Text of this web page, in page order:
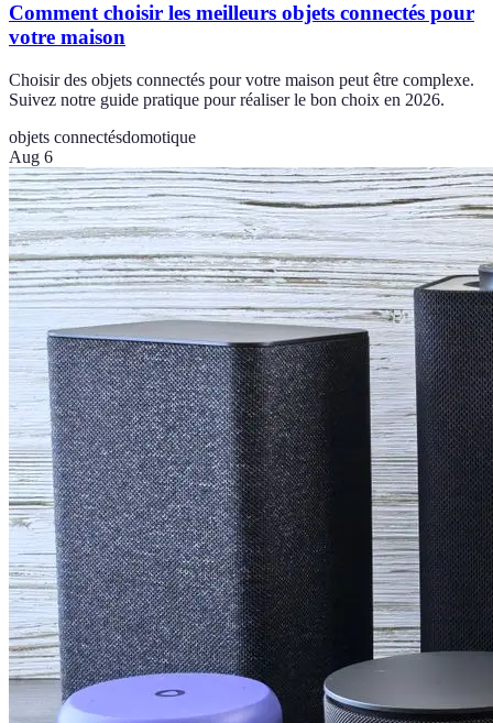
Comment choisir les meilleurs objets connectés pour
votre maison
Choisir des objets connectés pour votre maison peut être complexe.
Suivez notre guide pratique pour réaliser le bon choix en 2026.
objets connectésdomotique
Aug 6